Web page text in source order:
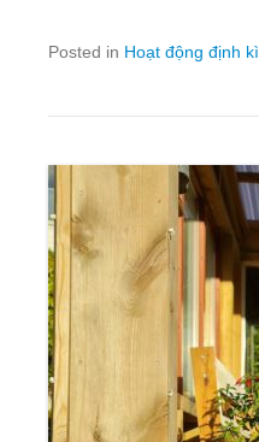
Posted in Hoạt động định kì